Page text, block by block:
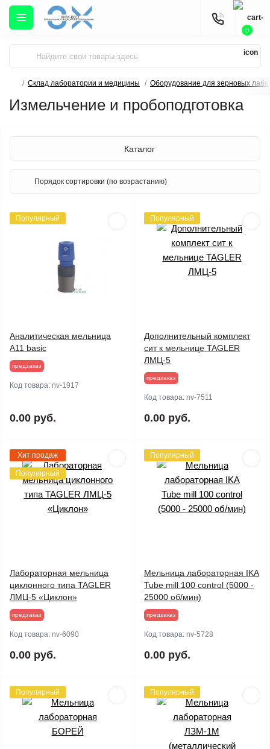
0
Склад лаборатории и медицины Оборудование для зерновых
Измельчение и пробоподготовка
Каталог
Популярный
Аналитическая мельница
A11 basic
предзаказ
Код товара: nv-1917
0.00 руб.
Популярный
Дополнительный комплект
сит к мельнице TAGLER
ЛМЦ-5
предзаказ
Код товара: nv-7511
0.00 руб.
Хит продаж
Популярный
Лабораторная мельница
циклонного типа TAGLER
ЛМЦ-5 «Циклон»
предзаказ
Код товара: nv-6090
0.00 руб.
Популярный
Мельница лабораторная IKA
Tube mill 100 control (5000 -
25000 об/мин)
предзаказ
Код товара: nv-5728
0.00 руб.
Популярный Популярный